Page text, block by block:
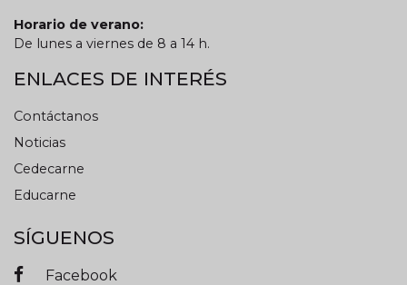
Horario de verano:
De lunes a viernes de 8 a 14 h.
ENLACES DE INTERÉS
Contáctanos
Noticias
Cedecarne
Educarne
SÍGUENOS
Facebook